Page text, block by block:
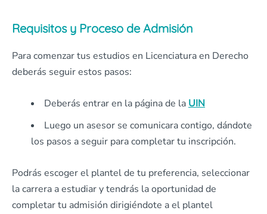
Requisitos y Proceso de Admisión
Para comenzar tus estudios en Licenciatura en Derecho
deberás seguir estos pasos:
Deberás entrar en la página de la UIN
Luego un asesor se comunicara contigo, dándote
los pasos a seguir para completar tu inscripción.
Podrás escoger el plantel de tu preferencia, seleccionar
la carrera a estudiar y tendrás la oportunidad de
completar tu admisión dirigiéndote a el plantel